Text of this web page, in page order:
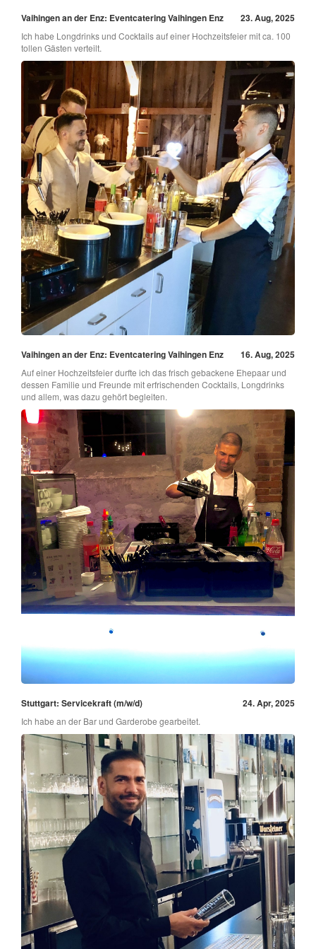
Vaihingen an der Enz: Eventcatering Vaihingen Enz 23. Aug, 2025
Ich habe Longdrinks und Cocktails auf einer Hochzeitsfeier mit ca. 100
tollen Gästen verteilt.
Vaihingen an der Enz: Eventcatering Vaihingen Enz 16. Aug, 2025
Auf einer Hochzeitsfeier durfte ich das frisch gebackene Ehepaar und
dessen Familie und Freunde mit erfrischenden Cocktails, Longdrinks
und allem, was dazu gehört begleiten.
Stuttgart: Servicekraft (m/w/d) 24. Apr, 2025
Ich habe an der Bar und Garderobe gearbeitet.